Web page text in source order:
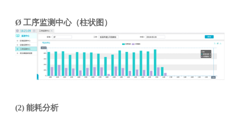
Ø工序监测中心（柱状图）
(2)能耗分析